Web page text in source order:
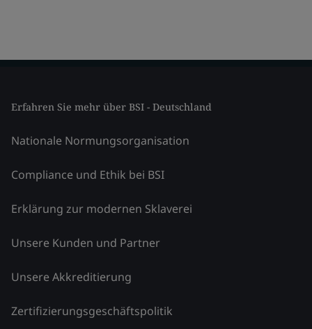
Erfahren Sie mehr über BSI - Deutschland
Nationale Normungsorganisation
Compliance und Ethik bei BSI
Erklärung zur modernen Sklaverei
Unsere Kunden und Partner
Unsere Akkreditierung
Zertifizierungsgeschäftspolitik